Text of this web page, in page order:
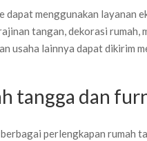
dapat menggunakan layanan
tangan, dekorasi rumah,
usaha lainnya dapat dikirim
tangga dan
perlengkapan rumah